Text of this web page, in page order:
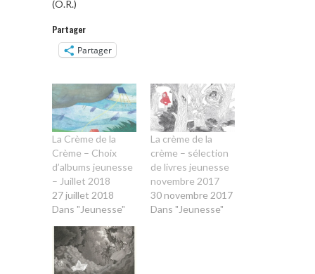
(O.R.)
Partager
Partager
La Crème de la
Crème – Choix
d’albums jeunesse
– Juillet 2018
27 juillet 2018
Dans "Jeunesse"
La crème de la
crème – sélection
de livres jeunesse
novembre 2017
30 novembre 2017
Dans "Jeunesse"